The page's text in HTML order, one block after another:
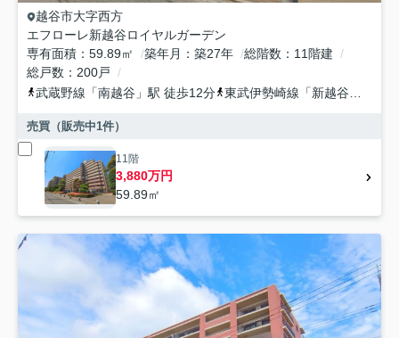
越谷市大字西方
エフローレ新越谷ロイヤルガーデン
専有面積
59.89㎡ 築年月 築27年 総階数
11階建
総戸数
200戸
武蔵野線 「南越谷 」駅 徒歩12分 東武伊勢崎線 「新越谷
売買（販売中1件）
11階
3,880万円
59.89㎡